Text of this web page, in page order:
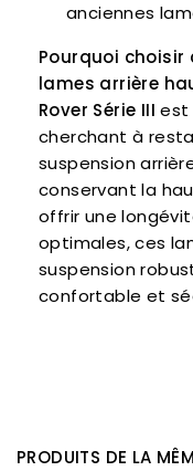
anciennes
Pourquoi choisir
lames arrière
Rover Série III est
cherchant à
suspension
conservant la
offrir une
optimales, ces
suspension
confortable et
PRODUITS DE LA